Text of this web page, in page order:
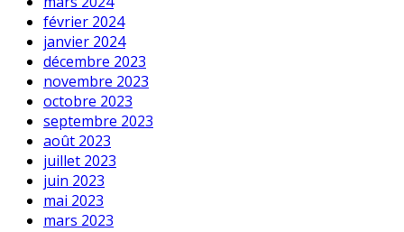
février 2024
janvier 2024
décembre 2023
novembre 2023
octobre 2023
septembre 2023
août 2023
juillet 2023
juin 2023
mai 2023
mars 2023